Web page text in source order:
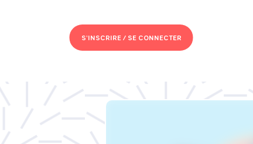
S'INSCRIRE /SE CONNECTER